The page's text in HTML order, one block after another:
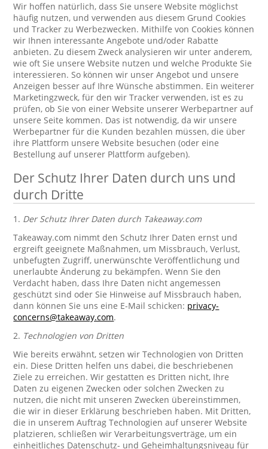
Wir hoffen natürlich, dass Sie unsere Website möglichst
häufig nutzen, und verwenden aus diesem Grund Cookies
und Tracker zu Werbezwecken. Mithilfe von Cookies können
wir Ihnen interessante Angebote und/oder Rabatte
anbieten. Zu diesem Zweck analysieren wir unter anderem,
wie oft Sie unsere Website nutzen und welche Produkte Sie
interessieren. So können wir unser Angebot und unsere
Anzeigen besser auf Ihre Wünsche abstimmen. Ein weiterer
Marketingzweck, für den wir Tracker verwenden, ist es zu
prüfen, ob Sie von einer Website unserer Werbepartner auf
unsere Seite kommen. Das ist notwendig, da wir unsere
Werbepartner für die Kunden bezahlen müssen, die über
ihre Plattform unsere Website besuchen (oder eine
Bestellung auf unserer Plattform aufgeben).
Der Schutz Ihrer Daten durch uns und
durch Dritte
1. Der Schutz Ihrer Daten durch Takeaway.com
Takeaway.com nimmt den Schutz Ihrer Daten ernst und
ergreift geeignete Maßnahmen, um Missbrauch, Verlust,
unbefugten Zugriff, unerwünschte Veröffentlichung und
unerlaubte Änderung zu bekämpfen. Wenn Sie den
Verdacht haben, dass Ihre Daten nicht angemessen
geschützt sind oder Sie Hinweise auf Missbrauch haben,
dann können Sie uns eine E-Mail schicken: privacy-
concerns@takeaway.com.
2. Technologien von Dritten
Wie bereits erwähnt, setzen wir Technologien von Dritten
ein. Diese Dritten helfen uns dabei, die beschriebenen
Ziele zu erreichen. Wir gestatten es Dritten nicht, Ihre
Daten zu eigenen Zwecken oder solchen Zwecken zu
nutzen, die nicht mit unseren Zwecken übereinstimmen,
die wir in dieser Erklärung beschrieben haben. Mit Dritten,
die in unserem Auftrag Technologien auf unserer Website
platzieren, schließen wir Verarbeitungsverträge, um ein
einheitliches Datenschutz- und Geheimhaltungsniveau für